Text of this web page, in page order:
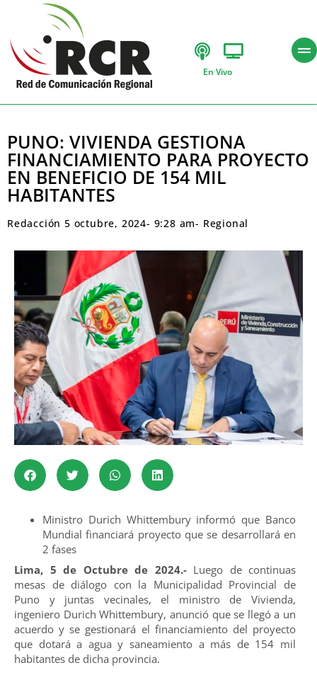
En Vivo
PUNO: VIVIENDA GESTIONA
FINANCIAMIENTO PARA PROYECTO
EN BENEFICIO DE 154 MIL
HABITANTES
Redacción 5 octubre, 2024- 9:28 am- Regional
Ministro Durich Whittembury informó que Banco
Mundial financiará proyecto que se desarrollará en
2 fases
Lima, 5 de Octubre de 2024.-Luego de continuas
mesas de diálogo con la Municipalidad Provincial de
Puno y juntas vecinales, el ministro de Vivienda,
ingeniero Durich Whittembury, anunció que se llegó a un
acuerdo y se gestionará el financiamiento del proyecto
que dotará a agua y saneamiento a más de 154 mil
habitantes de dicha provincia.